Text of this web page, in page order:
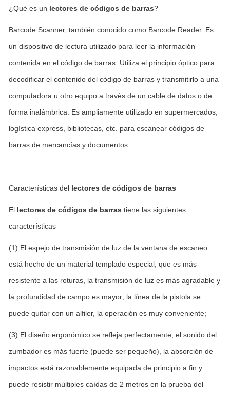
¿Qué es un lectores de códigos de barras?
Barcode Scanner, también conocido como Barcode Reader. Es
un dispositivo de lectura utilizado para leer la información
contenida en el código de barras. Utiliza el principio óptico para
decodificar el contenido del código de barras y transmitirlo a una
computadora u otro equipo a través de un cable de datos o de
forma inalámbrica. Es ampliamente utilizado en supermercados,
logística express, bibliotecas, etc. para escanear códigos de
barras de mercancías y documentos.
Características del lectores de códigos de barras
El lectores de códigos de barras tiene las siguientes
características
(1) El espejo de transmisión de luz de la ventana de escaneo
está hecho de un material templado especial, que es más
resistente a las roturas, la transmisión de luz es más agradable y
la profundidad de campo es mayor; la línea de la pistola se
puede quitar con un alfiler, la operación es muy conveniente;
(3) El diseño ergonómico se refleja perfectamente, el sonido del
zumbador es más fuerte (puede ser pequeño), la absorción de
impactos está razonablemente equipada de principio a fin y
puede resistir múltiples caídas de 2 metros en la prueba del